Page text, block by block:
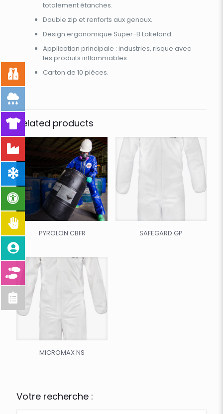
totalement étanches.
Double zip et renforts aux genoux.
Design ergonomique Super-B Lakeland.
Application principale : industries, risque avec
les produits inflammables.
Carton de 10 pièces.
Related products
PYROLON CBFR SAFEGARD GP
MICROMAX NS
Votre recherche :